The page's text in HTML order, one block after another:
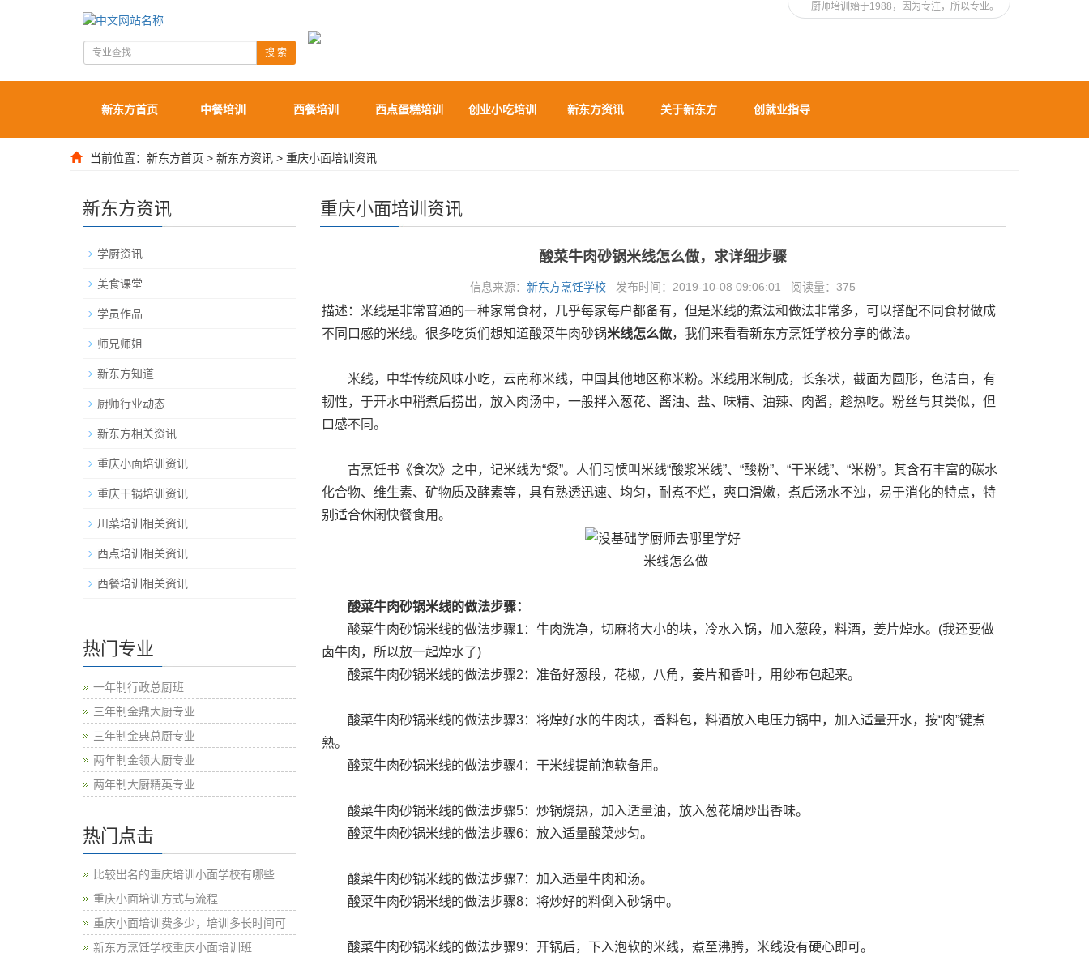
厨师培训始于1988，因为专注，所以专业。
搜 索
新东方首页 中餐培训 西餐培训 西点蛋糕培训 创业小吃培训 新东方资讯 关于新东方 创就业指导
当前位置： 新东方首页 > 新东方资讯 > 重庆小面培训资讯
重庆小面培训资讯
酸菜牛肉砂锅米线怎么做，求详细步骤
信息来源：新东方烹饪学校 发布时间：2019-10-08 09:06:01 阅读量：375
描述：米线是非常普通的一种家常食材，几乎每家每户都备有，但是米线的煮法和做法非常多，可以搭配不同食材做成
不同口感的米线。很多吃货们想知道酸菜牛肉砂锅米线怎么做，我们来看看新东方烹饪学校分享的做法。
米线，中华传统风味小吃，云南称米线，中国其他地区称米粉。米线用米制成，长条状，截面为圆形，色洁白，有
韧性，于开水中稍煮后捞出，放入肉汤中，一般拌入葱花、酱油、盐、味精、油辣、肉酱，趁热吃。粉丝与其类似，但
口感不同。
古烹饪书《食次》之中，记米线为“粲”。人们习惯叫米线“酸浆米线”、“酸粉”、“干米线”、“米粉”。其含有丰富的碳水
化合物、维生素、矿物质及酵素等，具有熟透迅速、均匀，耐煮不烂，爽口滑嫩，煮后汤水不浊，易于消化的特点，特
别适合休闲快餐食用。
米线怎么做
酸菜牛肉砂锅米线的做法步骤：
酸菜牛肉砂锅米线的做法步骤1：牛肉洗净，切麻将大小的块，冷水入锅，加入葱段，料酒，姜片焯水。(我还要做
卤牛肉，所以放一起焯水了)
酸菜牛肉砂锅米线的做法步骤2：准备好葱段，花椒，八角，姜片和香叶，用纱布包起来。
酸菜牛肉砂锅米线的做法步骤3：将焯好水的牛肉块，香料包，料酒放入电压力锅中，加入适量开水，按“肉”键煮
熟。
酸菜牛肉砂锅米线的做法步骤4：干米线提前泡软备用。
酸菜牛肉砂锅米线的做法步骤5：炒锅烧热，加入适量油，放入葱花煸炒出香味。
酸菜牛肉砂锅米线的做法步骤6：放入适量酸菜炒匀。
酸菜牛肉砂锅米线的做法步骤7：加入适量牛肉和汤。
酸菜牛肉砂锅米线的做法步骤8：将炒好的料倒入砂锅中。
酸菜牛肉砂锅米线的做法步骤9：开锅后，下入泡软的米线，煮至沸腾，米线没有硬心即可。
新东方资讯
学厨资讯
美食课堂
学员作品
师兄师姐
新东方知道
厨师行业动态
新东方相关资讯
重庆小面培训资讯
重庆干锅培训资讯
川菜培训相关资讯
西点培训相关资讯
西餐培训相关资讯
热门专业
一年制行政总厨班
三年制金鼎大厨专业
三年制金典总厨专业
两年制金领大厨专业
两年制大厨精英专业
热门点击
比较出名的重庆培训小面学校有哪些
重庆小面培训方式与流程
重庆小面培训费多少，培训多长时间可
新东方烹饪学校重庆小面培训班